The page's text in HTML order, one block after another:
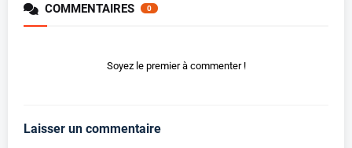
COMMENTAIRES 0
Soyez le premier à commenter !
Laisser un commentaire